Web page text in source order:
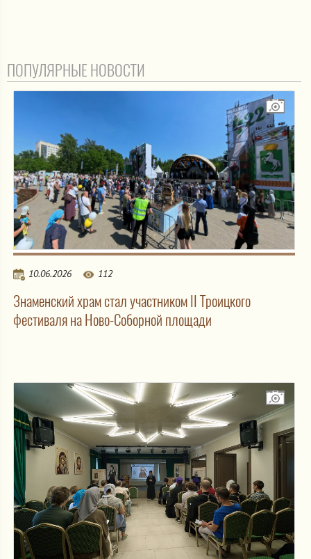
ПОПУЛЯРНЫЕ НОВОСТИ
10.06.2026 112
Знаменский храм стал участником II Троицкого
фестиваля на Ново-Соборной площади